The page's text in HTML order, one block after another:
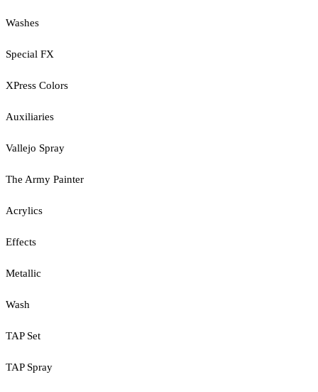
Washes
Special FX
XPress Colors
Auxiliaries
Vallejo Spray
The Army Painter
Acrylics
Effects
Metallic
Wash
TAP Set
TAP Spray